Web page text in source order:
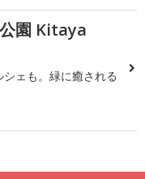
園 Kitaya
ェも。緑に癒される